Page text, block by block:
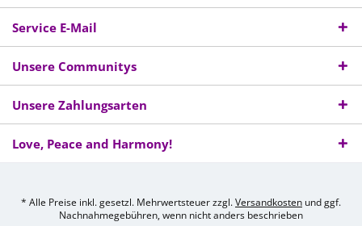
Service E-Mail
Unsere Communitys
Unsere Zahlungsarten
Love, Peace and Harmony!
* Alle Preise inkl. gesetzl. Mehrwertsteuer zzgl.Versandkosten und ggf.
Nachnahmegebühren, wenn nicht anders beschrieben